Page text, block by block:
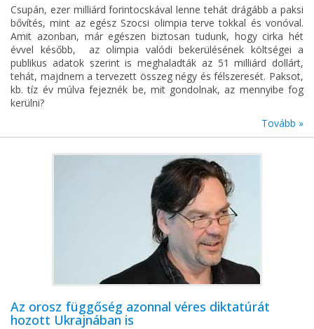
Csupán, ezer milliárd forintocskával lenne tehát drágább a paksi
bővítés, mint az egész Szocsi olimpia terve tokkal és vonóval.
Amit azonban, már egészen biztosan tudunk, hogy cirka hét
évvel később, az olimpia valódi bekerülésének költségei a
publikus adatok szerint is meghaladták az 51 milliárd dollárt,
tehát, majdnem a tervezett összeg négy és félszeresét. Paksot,
kb. tíz év múlva fejeznék be, mit gondolnak, az mennyibe fog
kerülni?
Tovább »
Az orosz függőség azonnal véres diktatúrát
hozott Ukrajnában is